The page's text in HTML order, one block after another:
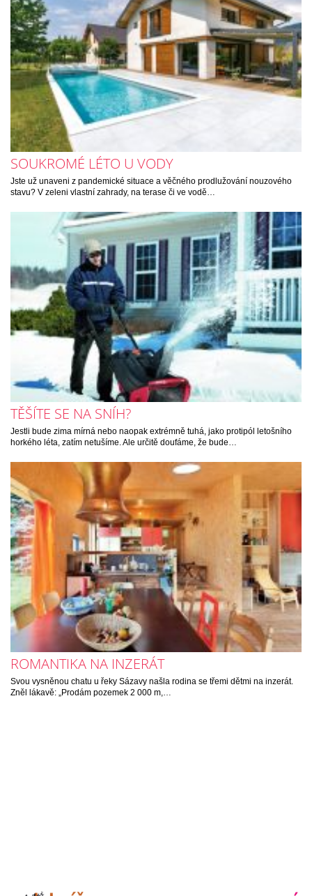
SOUKROMÉ LÉTO U VODY
Jste už unaveni z pandemické situace a věčného prodlužování nouzového
stavu? V zeleni vlastní zahrady, na terase či ve vodě…
TĚŠÍTE SE NA SNÍH?
Jestli bude zima mírná nebo naopak extrémně tuhá, jako protipól letošního
horkého léta, zatím netušíme. Ale určitě doufáme, že bude…
ROMANTIKA NA INZERÁT
Svou vysněnou chatu u řeky Sázavy našla rodina se třemi dětmi na inzerát.
Zněl lákavě: „Prodám pozemek 2 000 m,…